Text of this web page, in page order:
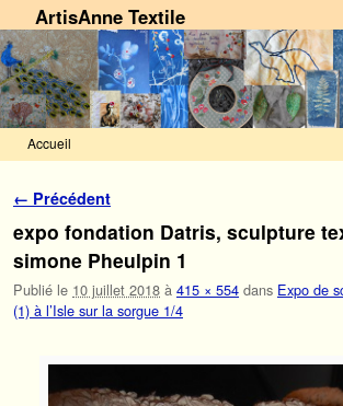
ArtisAnne Textile
Accueil
Navigation des images
← Précédent
expo fondation Datris, sculpture
simone Pheulpin 1
Publié le 10 juillet 2018 à 415 × 554 dans Expo de
(1) à l’Isle sur la sorgue 1/4